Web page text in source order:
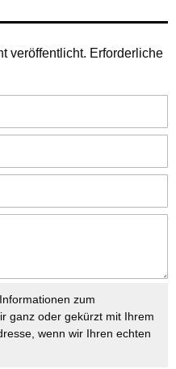
veröffentlicht. Erforderliche
zum
ganz oder gekürzt mit Ihrem
wenn wir Ihren echten